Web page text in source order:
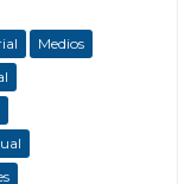
Medios